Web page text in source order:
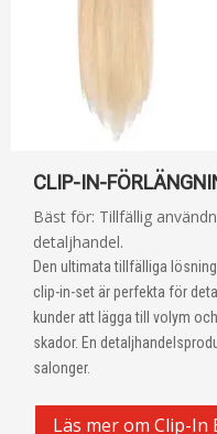
CLIP-IN-
Bäst för: Tillfällig
detaljhandel.
Den ultimata tillfälliga
clip-in-set är perfekta för
kunder att lägga till volym
skador. En
salonger.
Läs mer om Clip-In